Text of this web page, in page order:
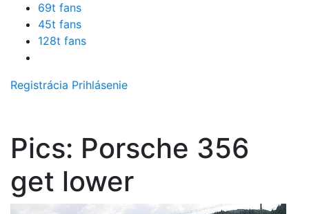
69t fans
45t fans
128t fans
Registrácia Prihlásenie
Pics: Porsche 356
get lower